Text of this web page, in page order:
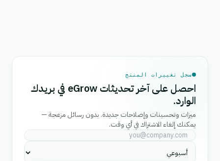
سجل تغييرات المنتج
احصل على آخر تحديثات eGrow في بريدك
الوارد.
ميزات وتحسينات وإصلاحات جديدة. بدون رسائل مزعجة —
يمكنك إلغاء الاشتراك في أي وقت.